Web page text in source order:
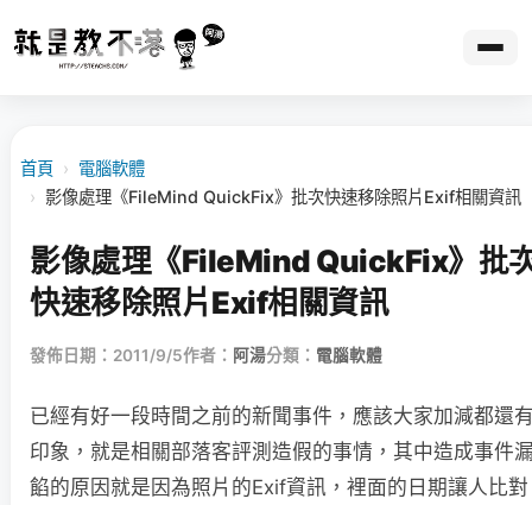
首頁 › 電腦軟體
› 影像處理《FileMind QuickFix》批次快速移除照片Exif相關資訊
影像處理《FileMind QuickFix》批
快速移除照片Exif相關資訊
發佈日期：2011/9/5作者： 阿湯分類： 電腦軟體
已經有好一段時間之前的新聞事件，應該大家加減都還
印象，就是相關部落客評測造假的事情，其中造成事件
餡的原因就是因為照片的Exif資訊，裡面的日期讓人比對